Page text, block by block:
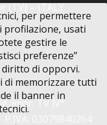
(TV) – ITALY
impr. TV N°
03079840264
per permettere
profilazione, usati
gestire le
preferenze”
diritto di opporvi.
di memorizzare tutti
il banner in